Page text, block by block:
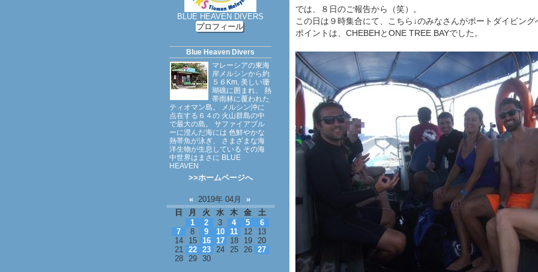
では、８日のご報告から（笑）。
この日は９時集合にて、こちら↓のみなさんがボートダイビング
ポイントは、CHEBEHとONE TREE BAYでした。
BLUE HEAVEN DIVERS
プロフィール
Blue Heaven Divers
マレーシアの東海
岸メルシンから約
５６Km, 美しい珊
瑚礁に囲まれ、 熱
帯雨林に覆われた
ティオマン島。 メルシン沖に
点在する６４の 火山群島の中
で最大の島。 サファイアブル
ーに澄んだ海には 色鮮やかな
熱帯魚が泳ぎ、 さまざまな海
洋生物が生息している その海
中世界はまさに BLUE
HEAVEN
>>ホームページへ
« 2019年 04月 »
日
月 火 水 木 金
土
1
2 3 4 5
6
7
8 9 10 11 12
13
14
15 16 17 18 19
20
21
22 23 24 25 26
27
28
29 30